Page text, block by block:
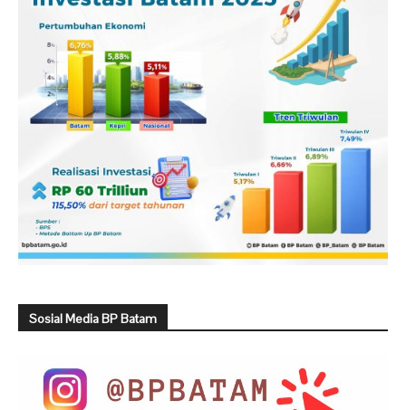
Sosial Media BP Batam